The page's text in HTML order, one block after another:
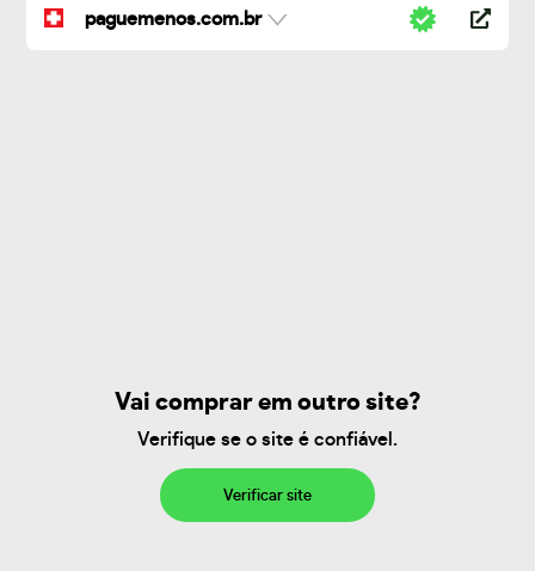
paguemenos.com.br
Vai comprar em outro site?
Verifique se o site é confiável.
Verificar site